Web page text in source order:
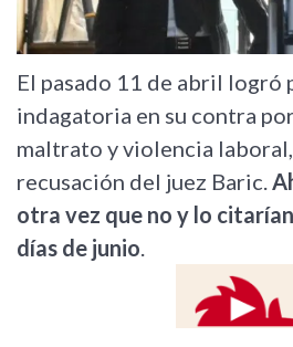
El pasado 11 de abril logró
indagatoria en su contra
maltrato y violencia
recusación del juez Baric.
otra vez que no y lo
días de junio.